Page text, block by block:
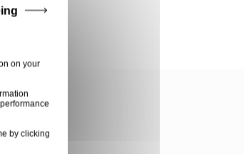
on your
by clicking